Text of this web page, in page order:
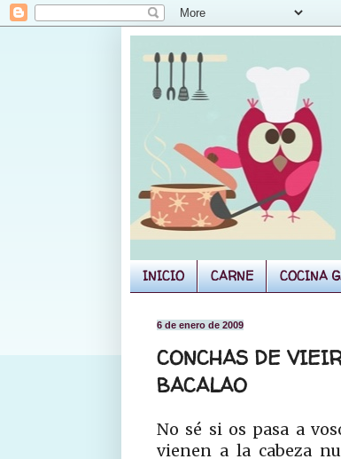
INICIO CARNE COCINA
6 de enero de 2009
CONCHAS DE
BACALAO
No sé si os pasa a
vienen a la cabeza